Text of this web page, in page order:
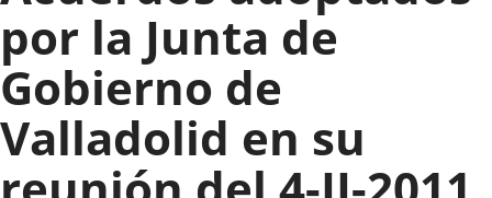
por la Junta de
Gobierno de
Valladolid en su